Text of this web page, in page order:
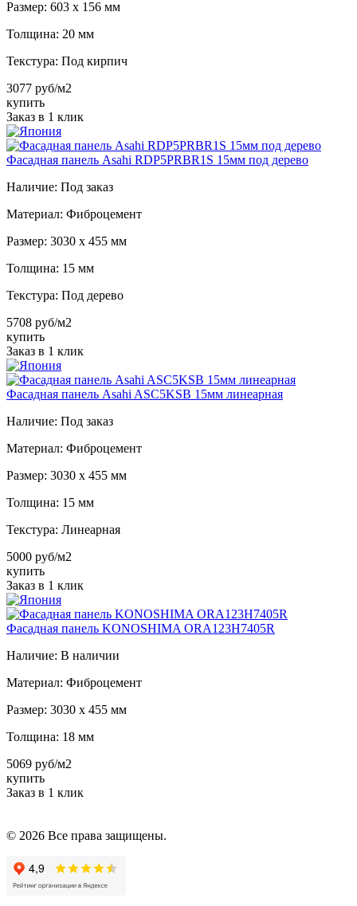
Размер: 603 х 156 мм
Толщина: 20 мм
Текстура: Под кирпич
3077 руб/м2
купить
Заказ в 1 клик
Фасадная панель Asahi RDP5PRBR1S 15мм под дерево
Наличие: Под заказ
Материал: Фиброцемент
Размер: 3030 х 455 мм
Толщина: 15 мм
Текстура: Под дерево
5708 руб/м2
купить
Заказ в 1 клик
Фасадная панель Asahi ASC5KSB 15мм линеарная
Наличие: Под заказ
Материал: Фиброцемент
Размер: 3030 х 455 мм
Толщина: 15 мм
Текстура: Линеарная
5000 руб/м2
купить
Заказ в 1 клик
Фасадная панель KONOSHIMA ORA123H7405R
Наличие: В наличии
Материал: Фиброцемент
Размер: 3030 х 455 мм
Толщина: 18 мм
5069 руб/м2
купить
Заказ в 1 клик
© 2026 Все права защищены.